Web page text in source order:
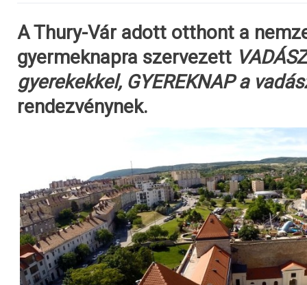
A Thury-Vár adott otthont a
gyermeknapra szervezett
gyerekekkel, GYEREKNAP a
rendezvénynek.